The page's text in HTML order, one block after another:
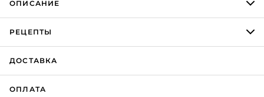
ОПИСАНИЕ
РЕЦЕПТЫ
ДОСТАВКА
ОПЛАТА